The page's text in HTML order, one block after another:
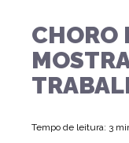
CHORO
Tempo de leitura: 3